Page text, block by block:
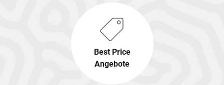
Best Price
Angebote